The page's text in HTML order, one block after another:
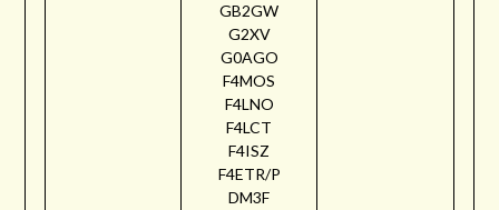
GB2GW
G2XV
G0AGO
F4MOS
F4LNO
F4LCT
F4ISZ
F4ETR/P
DM3F